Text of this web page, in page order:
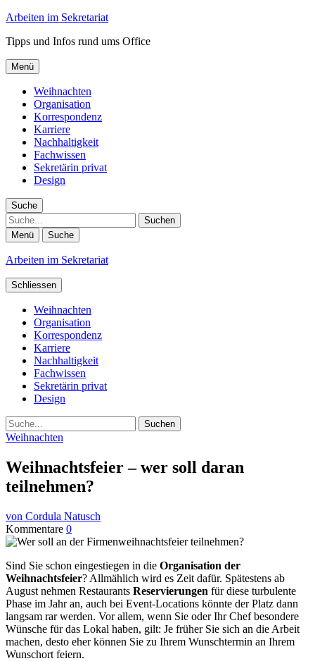
Arbeiten im Sekretariat
Tipps und Infos rund ums Office
Menü
Weihnachten
Organisation
Korrespondenz
Karriere
Nachhaltigkeit
Fachwissen
Sekretärin privat
Design
Suche
Suche
Menü Suche
Arbeiten im Sekretariat
Schliessen
Weihnachten
Organisation
Korrespondenz
Karriere
Nachhaltigkeit
Fachwissen
Sekretärin privat
Design
Suche
Weihnachten
Weihnachtsfeier – wer soll daran
teilnehmen?
von Cordula Natusch
Kommentare 0
Sind Sie schon eingestiegen in die Organisation der
Weihnachtsfeier? Allmählich wird es Zeit dafür. Spätestens ab
August nehmen Restaurants Reservierungen für diese turbulente
Phase im Jahr an, auch bei Event-Locations könnte der Platz dann
langsam rar werden. Vor allem, wenn Sie oder Ihr Chef besondere
Wünsche für das Lokal haben, gilt: Je früher Sie sich an die Arbeit
machen, desto eher können Sie zu Ihrem Wunschtermin an Ihrem
Wunschort feiern.